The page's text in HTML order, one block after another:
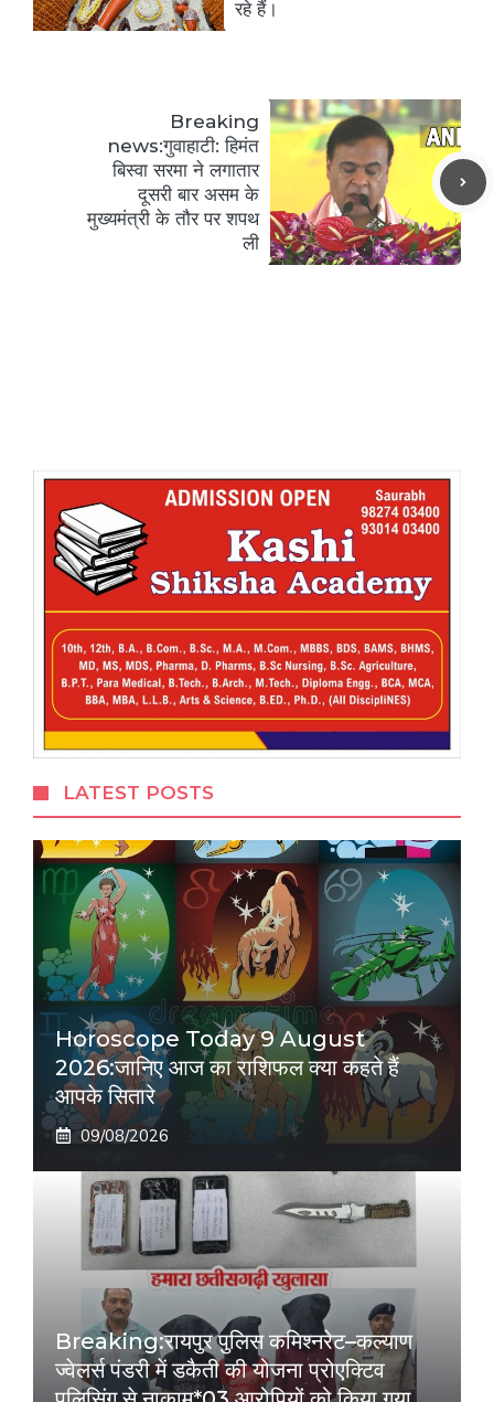
रहे हैं।
Breaking
news:गुवाहाटी: हिमंत
बिस्वा सरमा ने लगातार
दूसरी बार असम के
मुख्यमंत्री के तौर पर शपथ
ली
LATEST POSTS
Horoscope Today 9 August
2026:जानिए आज का राशिफल क्या कहते हैं
आपके सितारे
09/08/2026
Breaking:रायपुर पुलिस कमिश्नरेट–कल्याण
ज्वेलर्स पंडरी में डकैती की योजना प्रोएक्टिव